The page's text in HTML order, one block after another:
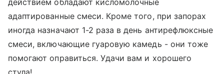
действием обладают кисломолочные
адаптированные смеси. Кроме того, при запорах
иногда назначают 1-2 раза в день антирефлюксные
смеси, включающие гуаровую камедь - они тоже
помогают оправиться. Удачи вам и хорошего
стула!